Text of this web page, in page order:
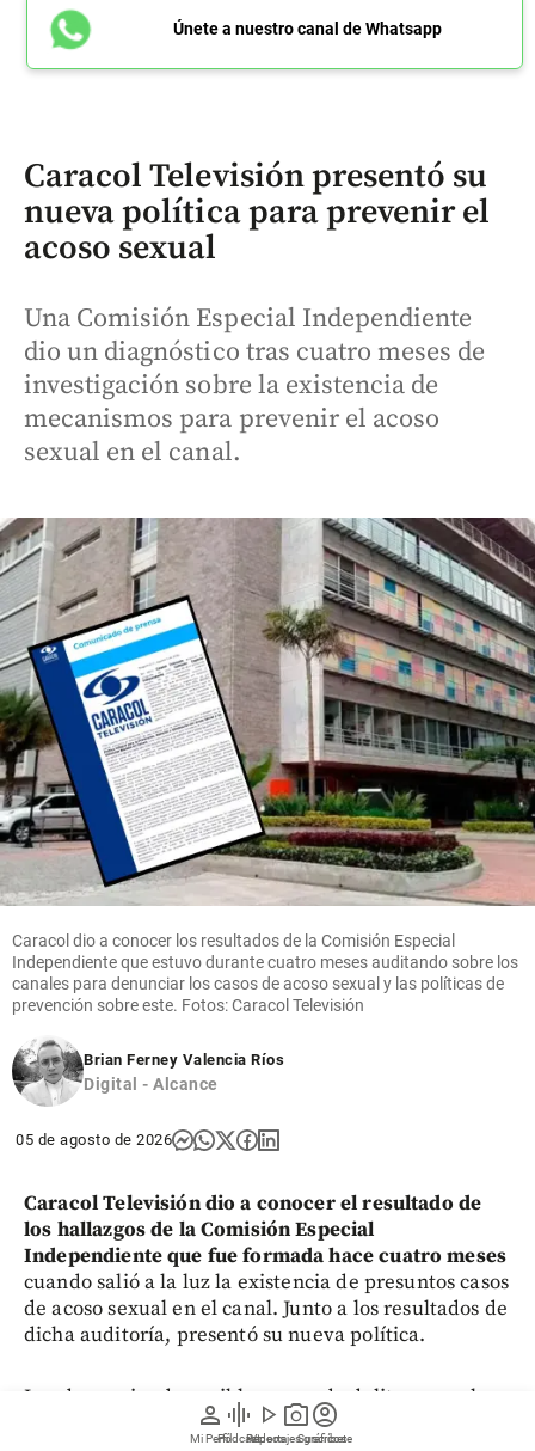
person
Mi Perfil
graphic_eq
Pódcast
play_arrow
Videos
photo_camera
Reportajes gráficos
account_circle
Suscríbete
Únete a nuestro canal de Whatsapp
Caracol Televisión presentó su
nueva política para prevenir el
acoso sexual
Una Comisión Especial Independiente
dio un diagnóstico tras cuatro meses de
investigación sobre la existencia de
mecanismos para prevenir el acoso
sexual en el canal.
Caracol dio a conocer los resultados de la Comisión Especial
Independiente que estuvo durante cuatro meses auditando sobre los
canales para denunciar los casos de acoso sexual y las políticas de
prevención sobre este. Fotos: Caracol Televisión
Brian Ferney Valencia Ríos
Digital - Alcance
05 de agosto de 2026
Caracol Televisión dio a conocer el resultado de
los hallazgos de la Comisión Especial
Independiente que fue formada hace cuatro meses
cuando salió a la luz la existencia de presuntos casos
de acoso sexual en el canal. Junto a los resultados de
dicha auditoría, presentó su nueva política.
Las denuncias de posibles casos de delitos sexuales
que se conocieron en el mes de marzo y que